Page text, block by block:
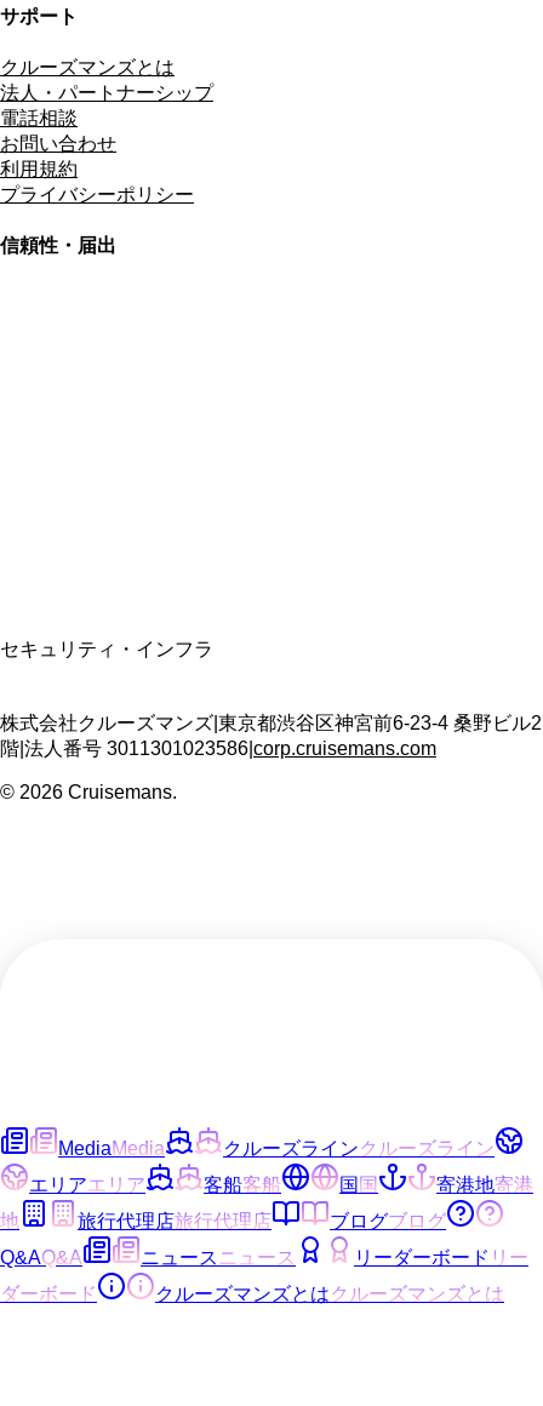
サポート
クルーズマンズとは
法人・パートナーシップ
電話相談
お問い合わせ
利用規約
プライバシーポリシー
信頼性・届出
セキュリティ・インフラ
株式会社クルーズマンズ 東京都渋谷区神宮前6-23-4 桑野ビル2
階 法人番号 3011301023586 corp.cruisemans.com
© 2026 Cruisemans.
MediaMedia クルーズラインクルーズライン
エリアエリア 客船客船 国国 寄港地寄港
地
旅行代理店旅行代理店 ブログブログ
Q&AQ&A ニュース ニュース リーダーボード リー
ダーボード
クルーズマンズとはクルーズマンズとは